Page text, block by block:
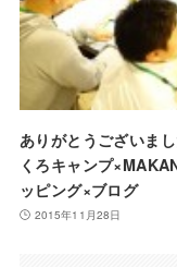
ありがとうございま
くろキャンプ
ッピング×ブログ
2015年11月28日